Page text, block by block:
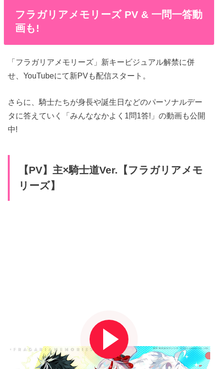
フラガリアメモリーズ PV & 一問一答動
画も!
「フラガリアメモリーズ」新キービジュアル解禁に併
せ、YouTubeにて新PVも配信スタート。
さらに、騎士たちが身長や誕生日などのパーソナルデー
タに答えていく「みんななかよく1問1答!」の動画も公開
中!
【PV】主×騎士道Ver.【フラガリアメモ
リーズ】